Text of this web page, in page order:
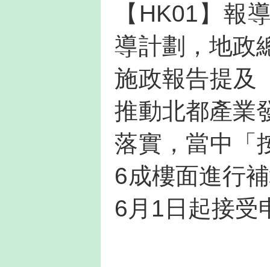
【HK01】報
導計劃，地政
施政報告提及
推動北都產業
落實，當中「
6成樓面進行
6月1日起接受